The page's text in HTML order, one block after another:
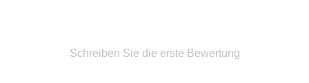
Schreiben Sie die erste Bewertung